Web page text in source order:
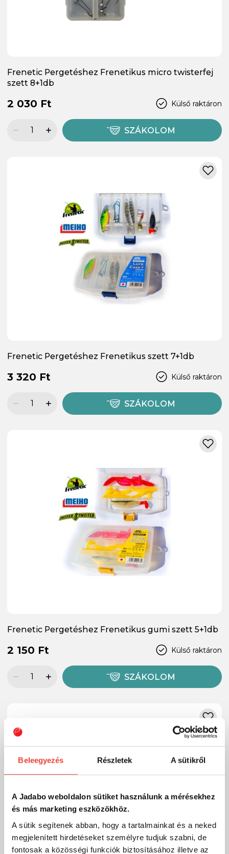
Beleegyezés Részletek A sütikről
A Jadabo weboldalon sütiket használunk a mérésekhez
és más marketing eszközökhöz.
A sütik segítenek abban, hogy a tartalmainkat és a neked
megjelenített hirdetéseket személyre tudjuk szabni, de
fontosak a közösségi funkciók biztosításához illetve az
Frenetic Pergetéshez Frenetikus micro twisterfej
szett 8+1db
Külső raktáron
2 030 Ft
SZÁKOLOM
Frenetic Pergetéshez Frenetikus szett 7+1db
Külső raktáron
3 320 Ft
SZÁKOLOM
Frenetic Pergetéshez Frenetikus gumi szett 5+1db
Külső raktáron
2 150 Ft
SZÁKOLOM